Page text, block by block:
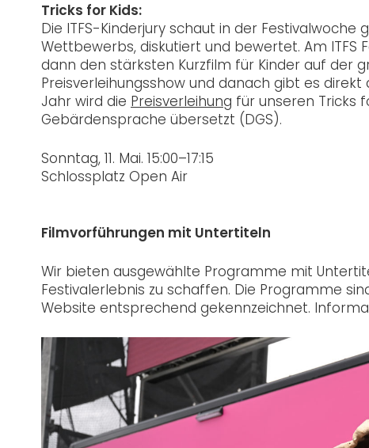
Tricks for Kids:
Die ITFS-Kinderjury schaut in der
Wettbewerbs, diskutiert und bewertet. Am
dann den stärksten Kurzfilm für Kinder auf der
Preisverleihungsshow und danach gibt es
Jahr wird die Preisverleihung für unseren Tricks
Gebärdensprache übersetzt (DGS).
Sonntag, 11. Mai. 15:00–17:15
Schlossplatz Open Air
Filmvorführungen mit Untertiteln
Wir bieten ausgewählte Programme mit
Festivalerlebnis zu schaffen. Die Programme
Website entsprechend gekennzeichnet.